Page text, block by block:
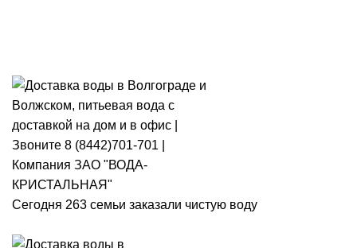
Сегодня 263 семьи заказали чистую воду